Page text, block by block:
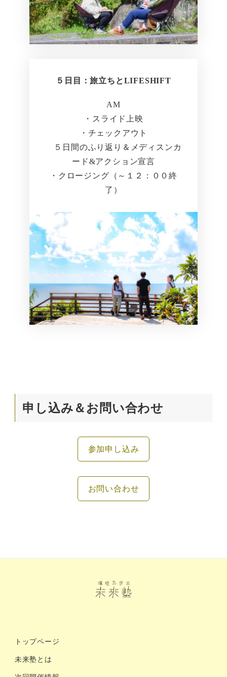
５日目：旅立ちとLIFESHIFT
AM
・スライド上映
・チェックアウト
５日間のふり返り＆メディスンカ
ード&アクション宣言
・クロージング（～１２：００終
了）
申し込み＆お問い合わせ
参加申し込み
お問い合わせ
トップページ
未来塾とは